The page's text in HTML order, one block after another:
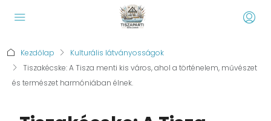
Kezdőlap
Kulturális látványosságok
Tiszakécske: A Tisza menti kis város, ahol a történelem, művészet
és természet harmóniában élnek.